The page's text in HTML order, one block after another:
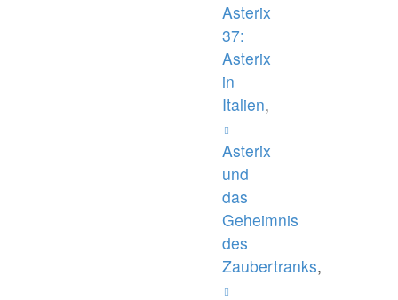
Asterix
37:
Asterix
in
Italien,
Asterix
und
das
Geheimnis
des
Zaubertranks,